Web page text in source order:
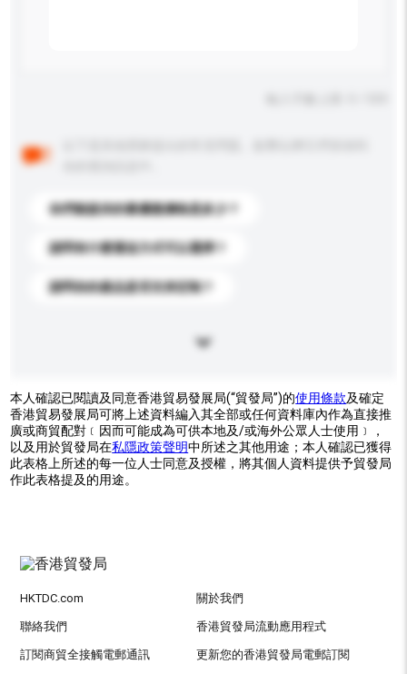
你們能提供的最優惠價格是多少？
請問有什麼運送方式可以選擇？
請問你的產品是否支持定制？
本人確認已閱讀及同意香港貿易發展局(“貿發局”)的使用條款及確定
香港貿易發展局可將上述資料編入其全部或任何資料庫內作為直接推
廣或商貿配對﹝因而可能成為可供本地及/或海外公眾人士使用﹞，
以及用於貿發局在私隱政策聲明中所述之其他用途；本人確認已獲得
此表格上所述的每一位人士同意及授權，將其個人資料提供予貿發局
作此表格提及的用途。
HKTDC.com 關於我們
聯絡我們 香港貿發局流動應用程式
訂閱商貿全接觸電郵通訊 更新您的香港貿發局電郵訂閱